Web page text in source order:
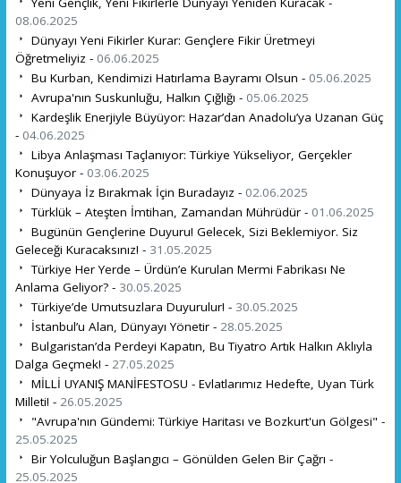
08.06.2025
Dünyayı Yeni Fikirler Kurar: Gençlere Fikir Üretmeyi
Öğretmeliyiz - 06.06.2025
Bu Kurban, Kendimizi Hatırlama Bayramı Olsun - 05.06.2025
Avrupa'nın Suskunluğu, Halkın Çığlığı - 05.06.2025
Kardeşlik Enerjiyle Büyüyor: Hazar’dan Anadolu’ya Uzanan Güç
- 04.06.2025
Libya Anlaşması Taçlanıyor: Türkiye Yükseliyor, Gerçekler
Konuşuyor - 03.06.2025
Dünyaya İz Bırakmak İçin Buradayız - 02.06.2025
Türklük – Ateşten İmtihan, Zamandan Mührüdür - 01.06.2025
Bugünün Gençlerine Duyuru! Gelecek, Sizi Beklemiyor. Siz
Geleceği Kuracaksınız! - 31.05.2025
Türkiye Her Yerde – Ürdün’e Kurulan Mermi Fabrikası Ne
Anlama Geliyor? - 30.05.2025
Türkiye’de Umutsuzlara Duyurulur! - 30.05.2025
İstanbul’u Alan, Dünyayı Yönetir - 28.05.2025
Bulgaristan’da Perdeyi Kapatın, Bu Tiyatro Artık Halkın Aklıyla
Dalga Geçmek! - 27.05.2025
MİLLİ UYANIŞ MANİFESTOSU - Evlatlarımız Hedefte, Uyan Türk
Milleti! - 26.05.2025
"Avrupa'nın Gündemi: Türkiye Haritası ve Bozkurt'un Gölgesi" -
25.05.2025
Bir Yolculuğun Başlangıcı – Gönülden Gelen Bir Çağrı -
25.05.2025